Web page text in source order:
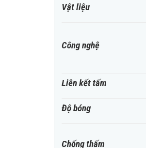
Vật liệu
Công nghệ
Liên kết tấm
Độ bóng
Chống thấm